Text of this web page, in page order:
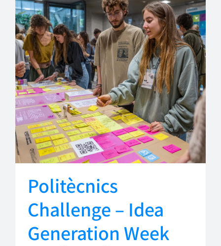
Politècnics
Challenge – Idea
Generation Week